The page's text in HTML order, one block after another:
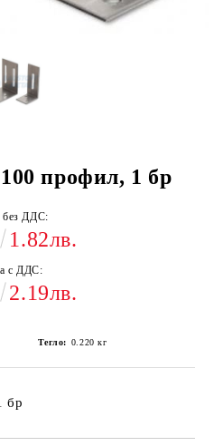
профил, 1 бр
без ДДС:
1.82лв.
с ДДС:
2.19лв.
Тегло: 0.220 кг
бр